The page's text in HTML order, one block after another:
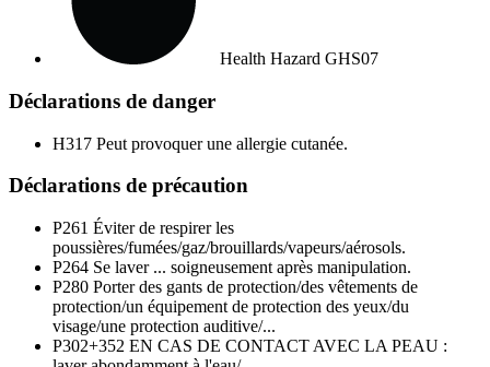
Health Hazard GHS07
Déclarations de danger
H317 Peut provoquer une allergie cutanée.
Déclarations de précaution
P261 Éviter de respirer les
poussières/fumées/gaz/brouillards/vapeurs/aérosols.
P264 Se laver ... soigneusement après manipulation.
P280 Porter des gants de protection/des vêtements de
protection/un équipement de protection des yeux/du
visage/une protection auditive/...
P302+352 EN CAS DE CONTACT AVEC LA PEAU :